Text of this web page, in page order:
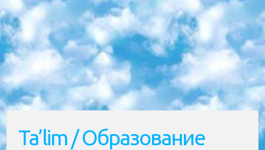
Ta’lim / Образование